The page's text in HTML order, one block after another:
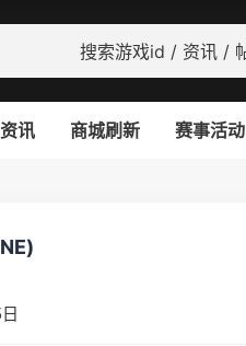
讯 商城刷新 赛事活动